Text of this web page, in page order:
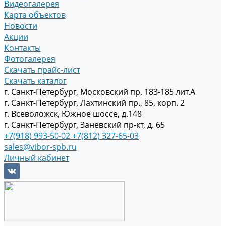
Видеогалерея
Карта объектов
Новости
Акции
Контакты
Фотогалерея
Скачать прайс-лист
Скачать каталог
г. Санкт-Петербург, Московский пр. 183-185 лит.А
г. Санкт-Петербург, Лахтинский пр., 85, корп. 2
г. Всеволожск, Южное шоссе, д.148
г. Санкт-Петербург, Заневский пр-кт, д. 65
+7(918) 993-50-02+7(812) 327-65-03
sales@vibor-spb.ru
Личный кабинет